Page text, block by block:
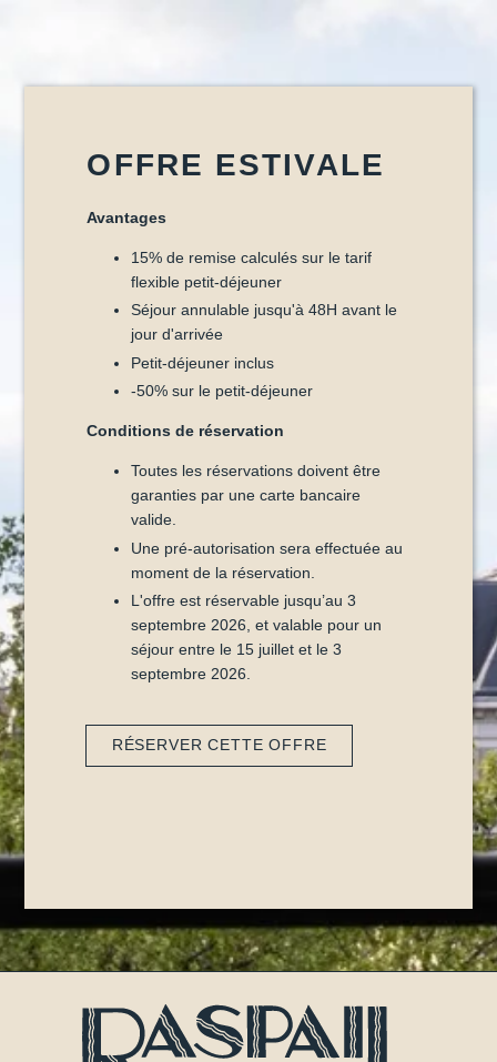
OFFRE ESTIVALE
Avantages
15% de remise calculés sur le tarif
flexible petit-déjeuner
Séjour annulable jusqu'à 48H avant le
jour d'arrivée
Petit-déjeuner inclus
-50% sur le petit-déjeuner
Conditions de réservation
Toutes les réservations doivent être
garanties par une carte bancaire
valide.
Une pré-autorisation sera effectuée au
moment de la réservation.
L'offre est réservable jusqu’au 3
septembre 2026, et valable pour un
séjour entre le 15 juillet et le 3
septembre 2026.
RÉSERVER CETTE OFFRE
OFFRES
QUARTIER
LOCALISATION